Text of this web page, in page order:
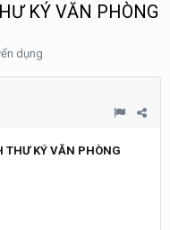
KÝ VĂN PHÒNG
dụng
THƯ KÝ VĂN PHÒNG